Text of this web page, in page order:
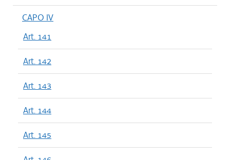
CAPO IV
Art. 141
Art. 142
Art. 143
Art. 144
Art. 145